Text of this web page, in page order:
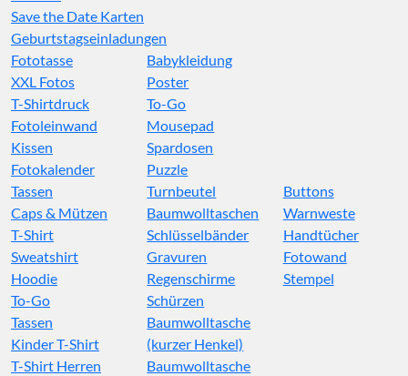
Save the Date Karten
Geburtstagseinladungen
Fototasse
XXL Fotos
T-Shirtdruck
Fotoleinwand
Kissen
Fotokalender
Babykleidung
Poster
To-Go
Mousepad
Spardosen
Puzzle
Tassen
Caps & Mützen
T-Shirt
Sweatshirt
Hoodie
To-Go
Turnbeutel
Baumwolltaschen
Schlüsselbänder
Gravuren
Regenschirme
Schürzen
Buttons
Warnweste
Handtücher
Fotowand
Stempel
Tassen
Kinder T-Shirt
T-Shirt Herren
Baumwolltasche
(kurzer Henkel)
Baumwolltasche